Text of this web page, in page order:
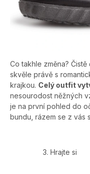
Co takhle změna?
skvěle právě s
krajkou. Celý outfit
nesourodost něžných
je na první pohled do
bundu, rázem se z vás
Hrajte si